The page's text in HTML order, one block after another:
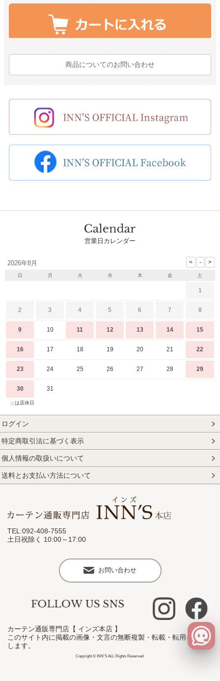
商品についてのお問い合わせ
営業日カレンダー
2026年8月
日 月 火 水 木 金 土
1
2 3 4 5 6 7 8
9 10 11 12 13 14 15
16 17 18 19 20 21 22
23 24 25 26 27 28 29
30 31
■は店休日
ログイン
特定商取引法に基づく表示
個人情報の取扱いについて
送料とお支払い方法について
TEL:092-408-7555
土日祝除く 10:00～17:00
お問い合わせ
カーテン通販専門店【 インズ本店 】
このサイト内に掲載の画像・文言の無断複製・転載・転用を禁止
します。
Copyright © INN'S ALL Rights Reserved.